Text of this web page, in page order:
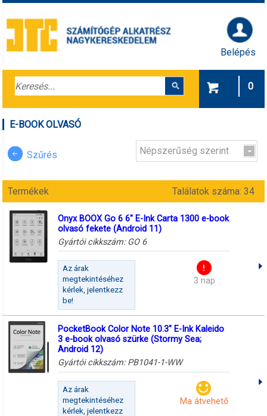
Belépés
0
E-BOOK OLVASÓ
Szűrés Népszerűség szerint
Termékek Találatok száma: 34
Onyx BOOX Go 6 6" E-Ink Carta 1300 e-book
olvasó fekete (Android 11)
Gyártói cikkszám: GO 6
Az árak
megtekintéséhez
kérlek, jelentkezz
be!
3 nap
PocketBook Color Note 10.3" E-Ink Kaleido
3 e-book olvasó szürke (Stormy Sea;
Android 12)
Gyártói cikkszám: PB1041-1-WW
Az árak
megtekintéséhez
kérlek, jelentkezz
Ma átvehető